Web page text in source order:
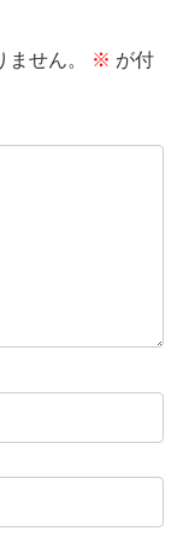
せん。 ※ が付